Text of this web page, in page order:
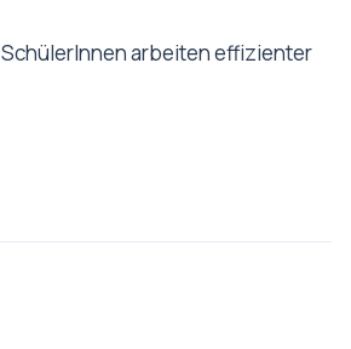
arbeiten effizienter